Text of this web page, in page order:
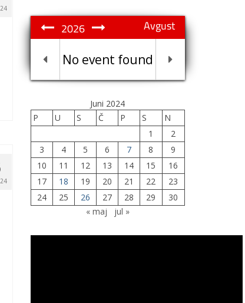
Avgust
2026
No event found
Juni 2024
P
U S Č P S
N
1
2
3
4 5 6 7 8
9
10
11 12 13 14 15
16
17
18 19 20 21 22
23
24
25 26 27 28 29
30
« maj
jul »